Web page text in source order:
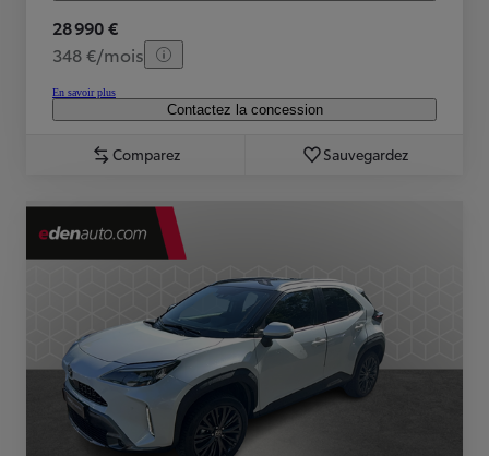
28 990 €
348 €/mois
En savoir plus
Contactez la concession
Comparez Sauvegardez